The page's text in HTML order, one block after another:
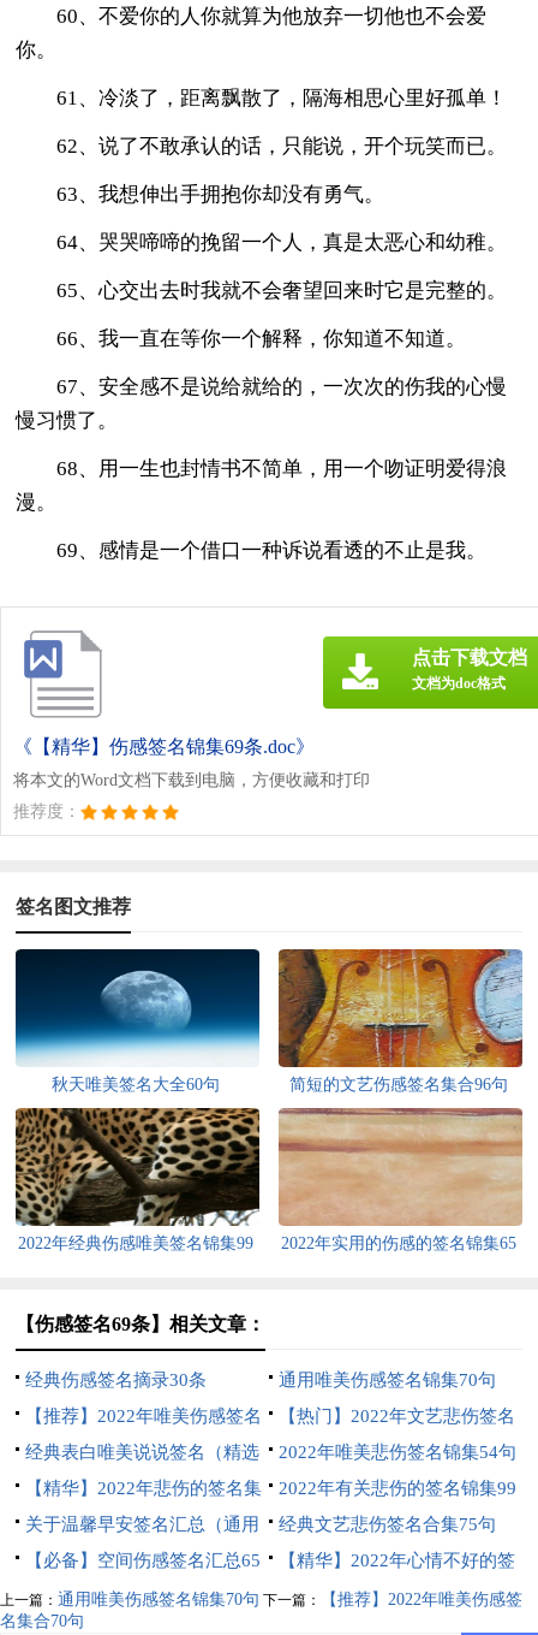
60、不爱你的人你就算为他放弃一切他也不会爱
你。
61、冷淡了，距离飘散了，隔海相思心里好孤单！
62、说了不敢承认的话，只能说，开个玩笑而已。
63、我想伸出手拥抱你却没有勇气。
64、哭哭啼啼的挽留一个人，真是太恶心和幼稚。
65、心交出去时我就不会奢望回来时它是完整的。
66、我一直在等你一个解释，你知道不知道。
67、安全感不是说给就给的，一次次的伤我的心慢
慢习惯了。
68、用一生也封情书不简单，用一个吻证明爱得浪
漫。
69、感情是一个借口一种诉说看透的不止是我。
《【精华】伤感签名锦集69条.doc》
将本文的Word文档下载到电脑，方便收藏和打印
推荐度：
点击下载文档
文档为doc格式
签名图文推荐
秋天唯美签名大全60句 简短的文艺伤感签名集合96句
2022年经典伤感唯美签名锦集99
2022年实用的伤感的签名锦集65
【伤感签名69条】相关文章：
经典伤感签名摘录30条
通用唯美伤感签名锦集70句
【推荐】2022年唯美伤感签名
集合70句
【热门】2022年文艺悲伤签名
锦集46条
经典表白唯美说说签名（精选
40句）
2022年唯美悲伤签名锦集54句
【精华】2022年悲伤的签名集
锦78句
2022年有关悲伤的签名锦集99
句
关于温馨早安签名汇总（通用
130句）
经典文艺悲伤签名合集75句
【必备】空间伤感签名汇总65
条
【精华】2022年心情不好的签
名集合49条
上一篇： 通用唯美伤感签名锦集70句 下一篇：
【推荐】2022年唯美伤感签
名集合70句